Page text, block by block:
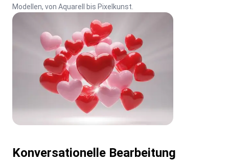
Modellen, von Aquarell bis Pixelkunst.
Konversationelle Bearbeitung